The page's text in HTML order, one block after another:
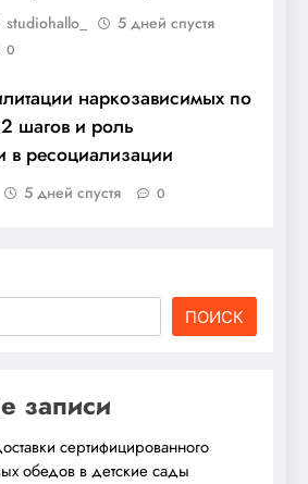
studiohallo_ 5 дней спустя
0
наркозависимых по
шагов и роль
в ресоциализации
5 дней спустя 0
ПОИСК
записи
сертифицированного
обедов в детские сады